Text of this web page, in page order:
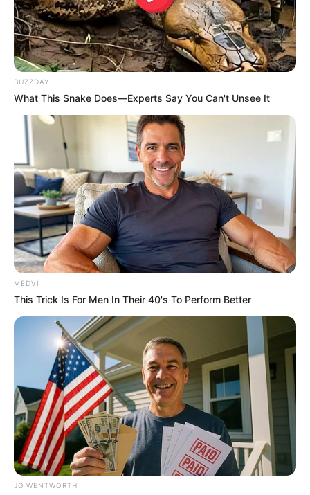
She Spends Millions To Transform Herself Into A
Barbie Doll!
BRAINBERRIES
How Did They Get Gina Carano To Take It All
Back?
BRAINBERRIES
She Took Her Love For Horses To A Whole New
Level
BRAINBERRIES
Hollywood's Inaccurate Portrayal Of Reality – Take
BUZZDAY
What This Snake Does—Experts Say You Can't Unsee It
MEDVI
This Trick Is For Men In Their 40's To Perform Better
JG WENTWORTH